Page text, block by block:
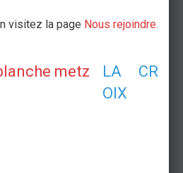
visitez la page Nous rejoindre.
LA CR
OIX